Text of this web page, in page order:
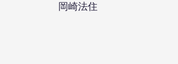
岡崎法住